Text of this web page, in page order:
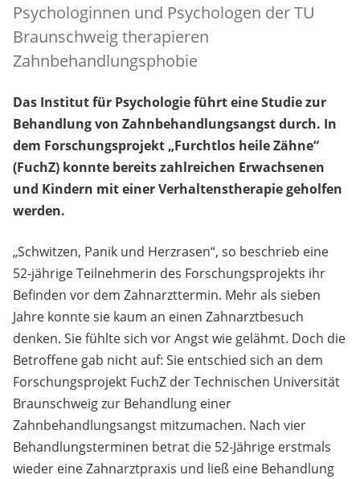
Psychologinnen und Psychologen der TU
Braunschweig therapieren
Zahnbehandlungsphobie
Das Institut für Psychologie führt eine Studie zur
Behandlung von Zahnbehandlungsangst durch. In
dem Forschungsprojekt „Furchtlos heile Zähne“
(FuchZ) konnte bereits zahlreichen Erwachsenen
und Kindern mit einer Verhaltenstherapie geholfen
werden.
„Schwitzen, Panik und Herzrasen“, so beschrieb eine
52-jährige Teilnehmerin des Forschungsprojekts ihr
Befinden vor dem Zahnarzttermin. Mehr als sieben
Jahre konnte sie kaum an einen Zahnarztbesuch
denken. Sie fühlte sich vor Angst wie gelähmt. Doch die
Betroffene gab nicht auf: Sie entschied sich an dem
Forschungsprojekt FuchZ der Technischen Universität
Braunschweig zur Behandlung einer
Zahnbehandlungsangst mitzumachen. Nach vier
Behandlungsterminen betrat die 52-Jährige erstmals
wieder eine Zahnarztpraxis und ließ eine Behandlung